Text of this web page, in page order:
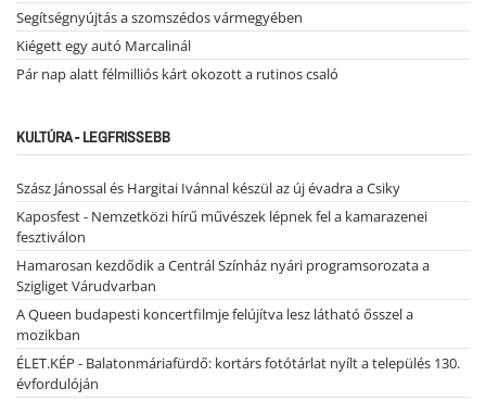
Segítségnyújtás a szomszédos vármegyében
Kiégett egy autó Marcalinál
Pár nap alatt félmilliós kárt okozott a rutinos csaló
KULTÚRA - LEGFRISSEBB
Szász Jánossal és Hargitai Ivánnal készül az új évadra a Csiky
Kaposfest - Nemzetközi hírű művészek lépnek fel a kamarazenei
fesztiválon
Hamarosan kezdődik a Centrál Színház nyári programsorozata a
Szigliget Várudvarban
A Queen budapesti koncertfilmje felújítva lesz látható ősszel a
mozikban
ÉLET.KÉP - Balatonmáriafürdő: kortárs fotótárlat nyílt a település 130.
évfordulóján